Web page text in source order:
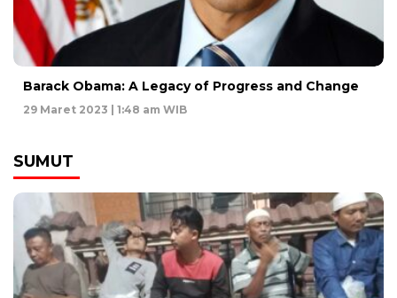
Barack Obama: A Legacy of Progress and Change
29 Maret 2023 | 1:48 am WIB
SUMUT